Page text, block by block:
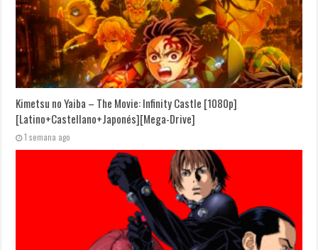
Kimetsu no Yaiba – The Movie: Infinity Castle [1080p]
[Latino+Castellano+Japonés][Mega-Drive]
1 semana ago